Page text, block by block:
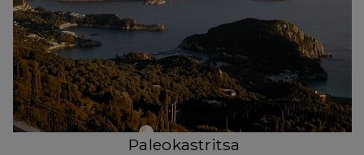
Paleokastritsa